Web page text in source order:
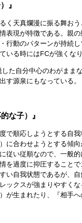
』
く天真爛漫に振る舞お
表現が特徴である。親
行動のパターンが持続
いる時にはFCが強くなり
た自分中心のわがまま
す源泉にもなっている。
な子）』
で順応しようとする自
に合わせようとする傾
従い従順なので、一般
を過度に抑圧すること
い自我状態であるが、
ックスが強まりやすく
が生まれたり、『相手